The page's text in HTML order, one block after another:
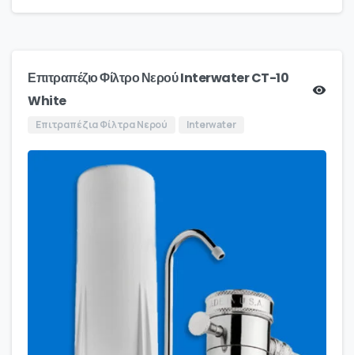
Επιτραπέζιο Φίλτρο Νερού Interwater CT-10
White
Επιτραπέζια Φίλτρα Νερού Interwater